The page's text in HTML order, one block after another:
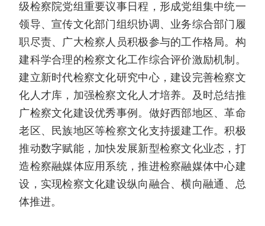
级检察院党组重要议事日程，形成党组集中统一
领导、宣传文化部门组织协调、业务综合部门履
职尽责、广大检察人员积极参与的工作格局。构
建科学合理的检察文化工作综合评价激励机制。
建立新时代检察文化研究中心，建设完善检察文
化人才库，加强检察文化人才培养。及时总结推
广检察文化建设优秀事例。做好西部地区、革命
老区、民族地区等检察文化支持援建工作。积极
推动数字赋能，加快发展新型检察文化业态，打
造检察融媒体应用系统，推进检察融媒体中心建
设，实现检察文化建设纵向融合、横向融通、总
体推进。